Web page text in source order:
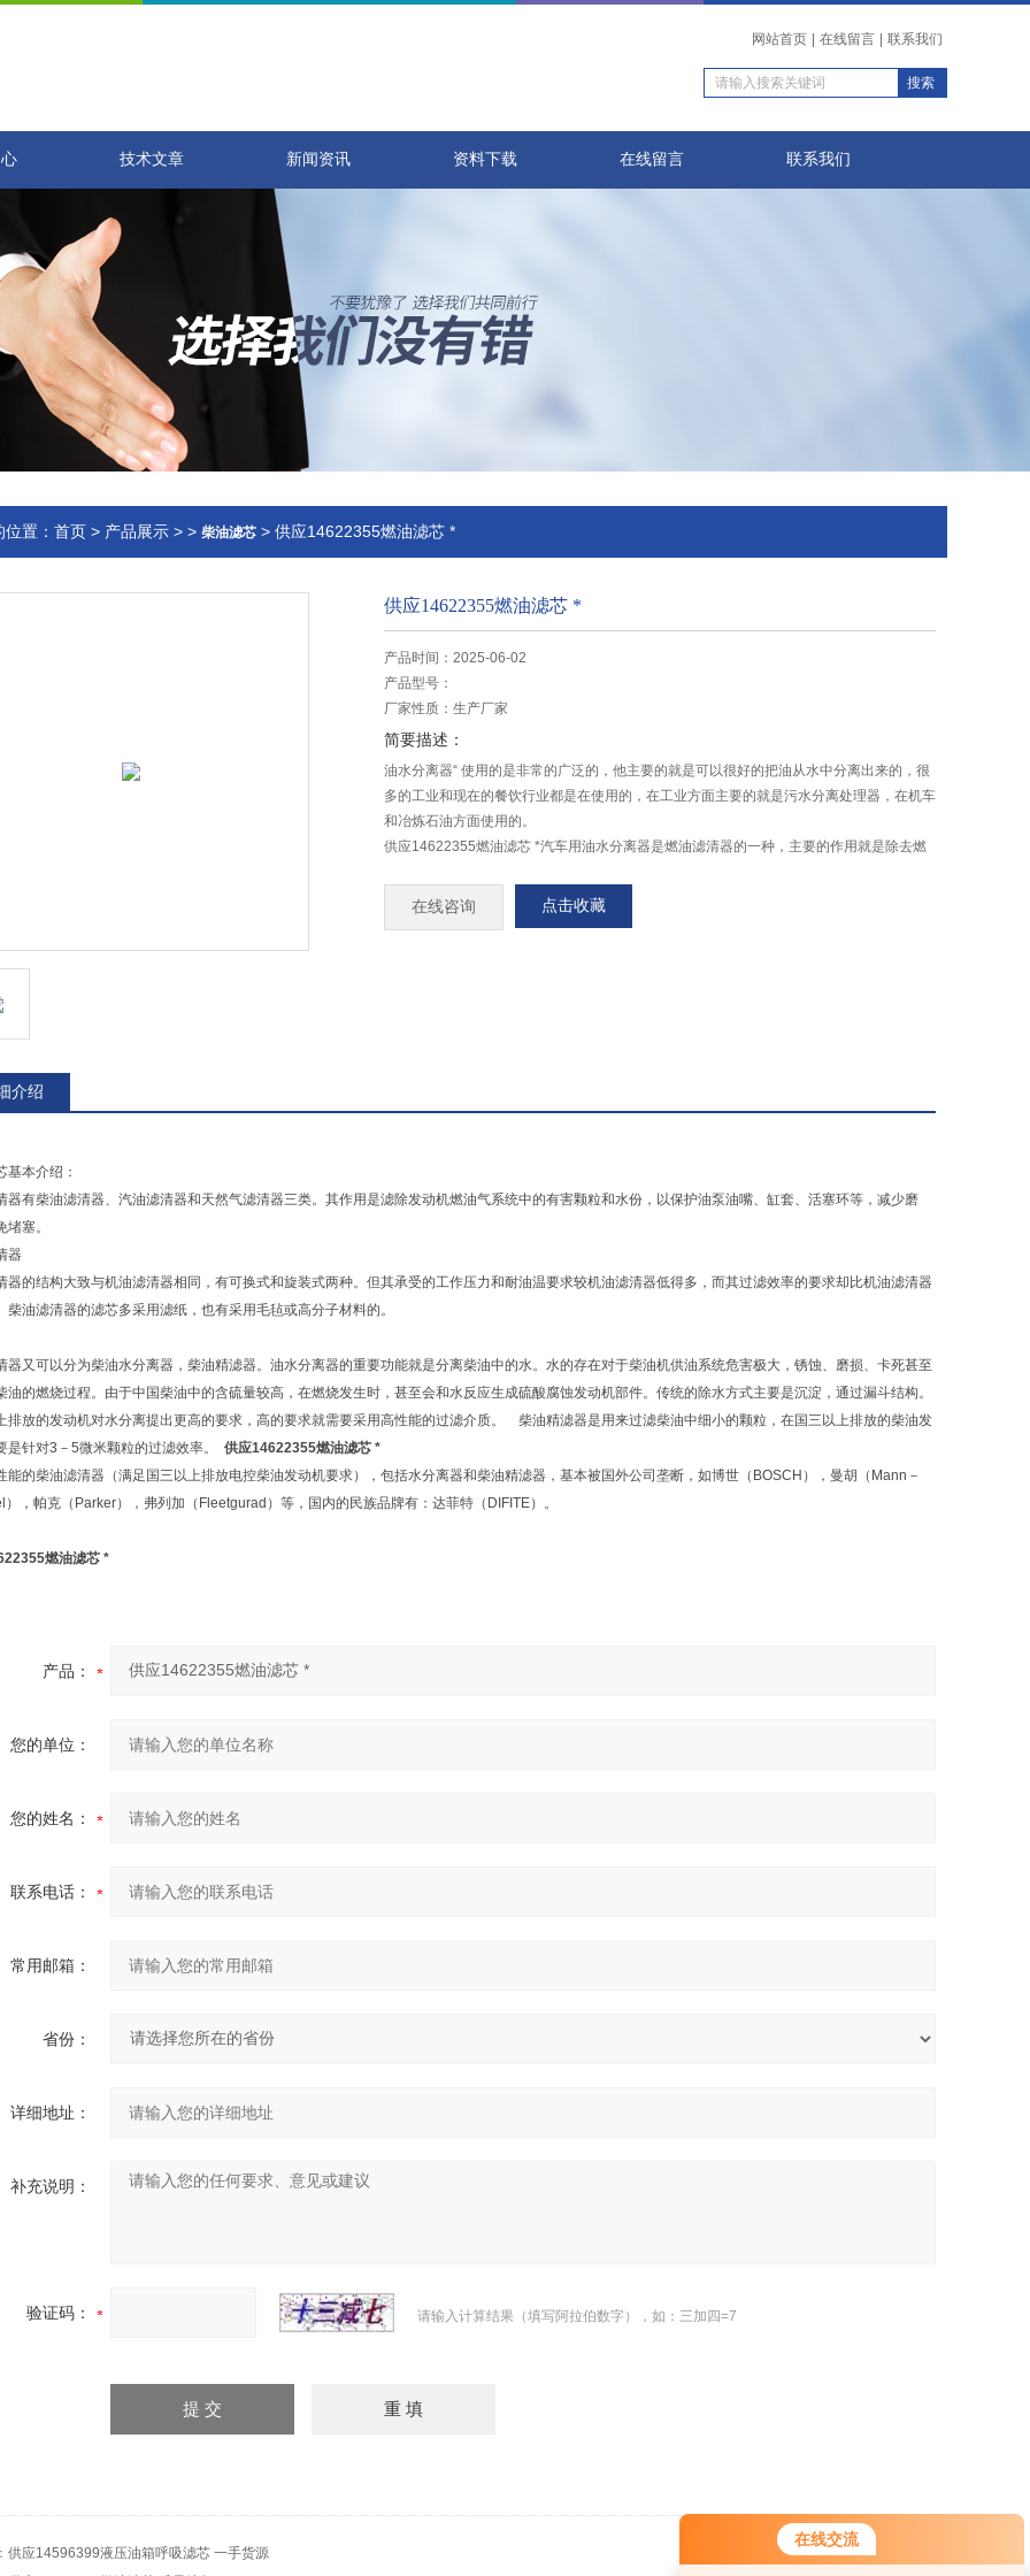
在线交流
网站首页 在线留言 联系我们
技术文章 新闻资讯 资料下载 在线留言 联系我们
置： 首页 > 产品展示 > > 柴油滤芯 > 供应14622355燃油滤芯 *
供应14622355燃油滤芯 *
产品时间：2025-06-02
产品型号：
厂家性质： 生产厂家
简要描述：
油水分离器“ 使用的是非常的广泛的，他主要的就是可以很好的把油从水中分离出来的，很
多的工业和现在的餐饮行业都是在使用的，在工业方面主要的就是污水分离处理器，在机车
和冶炼石油方面使用的。
供应14622355燃油滤芯 *汽车用油水分离器是燃油滤清器的一种，主要的作用就是除去燃
在线咨询 点击收藏
介绍
基本介绍：
器有柴油滤清器、汽油滤清器和天然气滤清器三类。其作用是滤除发动机燃油气系统中的有害颗粒和水份，以保护油泵油嘴、缸套、活塞环等，减少磨
堵塞。
器
器的结构大致与机油滤清器相同，有可换式和旋装式两种。但其承受的工作压力和耐油温要求较机油滤清器低得多，而其过滤效率的要求却比机油滤清器
柴油滤清器的滤芯多采用滤纸，也有采用毛毡或高分子材料的。
器又可以分为柴油水分离器，柴油精滤器。油水分离器的重要功能就是分离柴油中的水。水的存在对于柴油机供油系统危害极大，锈蚀、磨损、卡死甚至
油的燃烧过程。由于中国柴油中的含硫量较高，在燃烧发生时，甚至会和水反应生成硫酸腐蚀发动机部件。传统的除水方式主要是沉淀，通过漏斗结构。
排放的发动机对水分离提出更高的要求，高的要求就需要采用高性能的过滤介质。 柴油精滤器是用来过滤柴油中细小的颗粒，在国三以上排放的柴油发
是针对3－5微米颗粒的过滤效率。 供应14622355燃油滤芯 *
能的柴油滤清器（满足国三以上排放电控柴油发动机要求），包括水分离器和柴油精滤器，基本被国外公司垄断，如博世（BOSCH），曼胡（Mann－
），帕克（Parker），弗列加（Fleetgurad）等，国内的民族品牌有：达菲特（DIFITE）。
燃油滤芯 *
产品：
您的单位：
您的姓名：
联系电话：
常用邮箱：
省份：
详细地址：
补充说明：
验证码： 请输入计算结果（填写阿拉伯数字），如：三加四=7
供应14596399液压油箱呼吸滤芯 一手货源
返回